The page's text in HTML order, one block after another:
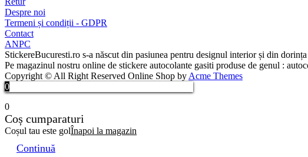
Despre noi
Termeni și condiții - GDPR
Contact
ANPC
StickereBucuresti.ro s-a născut din pasiunea pentru designul interior și din
Pe magazinul nostru online de stickere autocolante gasiti produse de genul :
Copyright © All Right Reserved Online Shop by Acme Themes
0
0
Coș cumparaturi
Coșul tau este golÎnapoi la magazin
Continuă